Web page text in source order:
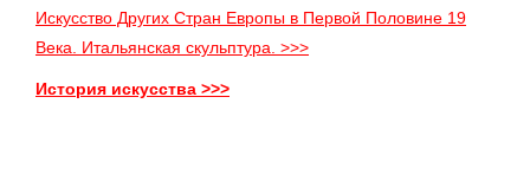
Искусство Других Стран Европы в Первой Половине 19
Века. Итальянская скульптура. >>>
История искусства >>>